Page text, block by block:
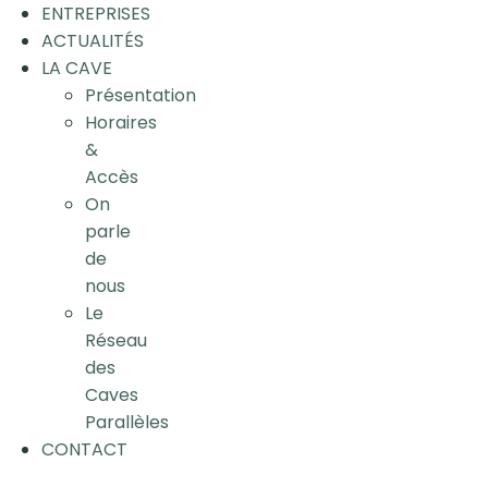
ENTREPRISES
ACTUALITÉS
LA CAVE
Présentation
Horaires
&
Accès
On
parle
de
nous
Le
Réseau
des
Caves
Parallèles
CONTACT